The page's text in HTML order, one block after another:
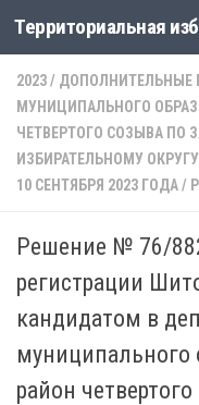
Перейти к
2023/ ДОПОЛНИТЕЛЬНЫЕ
МУНИЦИПАЛЬНОГО
ЧЕТВЕРТОГО СОЗЫВА
ИЗБИРАТЕЛЬНОМУ
10 СЕНТЯБРЯ 2023 ГОДА/
Решение № 76/
регистрации
кандидатом в
муниципального
район